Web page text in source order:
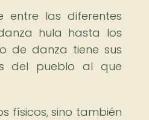
entre las diferentes
hula hasta los
de danza tiene sus
del pueblo al que
físicos, sino también